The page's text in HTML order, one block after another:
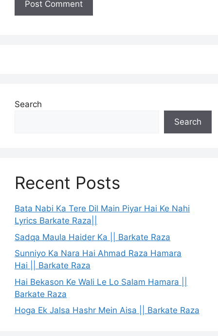
Search
Search
Recent Posts
Bata Nabi Ka Tere Dil Main Piyar Hai Ke Nahi
Lyrics Barkate Raza||
Sadqa Maula Haider Ka || Barkate Raza
Sunniyo Ka Nara Hai Ahmad Raza Hamara
Hai || Barkate Raza
Hai Bekason Ke Wali Le Lo Salam Hamara ||
Barkate Raza
Hoga Ek Jalsa Hashr Mein Aisa || Barkate Raza